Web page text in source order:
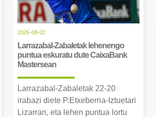
2026-08-02
Larrazabal-Zabaletak lehenengo
puntua eskuratu dute CaixaBank
Mastersean
Larrazabal-Zabaletak 22-20
irabazi diete P.Etxeberria-Iztuetari
Lizarran, eta lehen puntua lortu